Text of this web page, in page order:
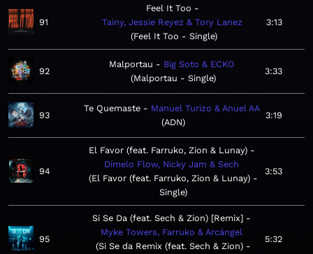
91
Feel It Too
Tainy, Jessie Reyez & Tory Lanez
Feel It Too - Single
3:13
92
Malportau
Big Soto & ECKO
Malportau - Single
3:33
93
Te Quemaste
Manuel Turizo & Anuel AA
ADN
3:19
94
El Favor (feat. Farruko, Zion & Lunay)
Dímelo Flow, Nicky Jam & Sech
El Favor (feat. Farruko, Zion & Lunay) -
Single
3:53
95
Si Se Da (feat. Sech & Zion) [Remix]
Myke Towers, Farruko & Arcángel
Si Se da Remix (feat. Sech & Zion) -
5:32